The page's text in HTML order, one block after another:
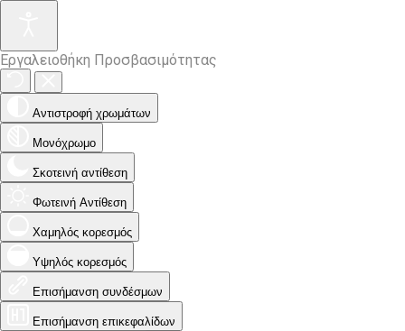
Εργαλειοθήκη Προσβασιμότητας
Αντιστροφή χρωμάτων
Μονόχρωμο
Σκοτεινή αντίθεση
Φωτεινή Αντίθεση
Χαμηλός κορεσμός
Υψηλός κορεσμός
Επισήμανση συνδέσμων
Επισήμανση επικεφαλίδων